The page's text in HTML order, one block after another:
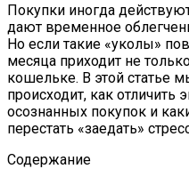
Покупки иногда
дают временное
Но если такие «уколы»
месяца приходит не
кошельке. В этой статье
происходит, как
осознанных покупок и
перестать «заедать»
Содержание